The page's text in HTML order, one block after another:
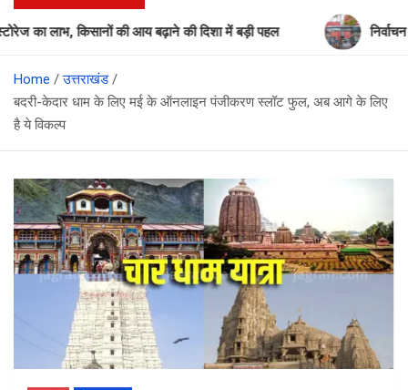
किसानों की आय बढ़ाने की दिशा में बड़ी पहल निर्वाचन आयोग
Home
उत्तराखंड
बदरी-केदार धाम के लिए मई के ऑनलाइन पंजीकरण स्लॉट फुल, अब आगे के लिए
है ये विकल्प